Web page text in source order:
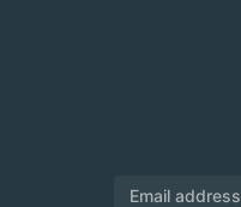
Email address